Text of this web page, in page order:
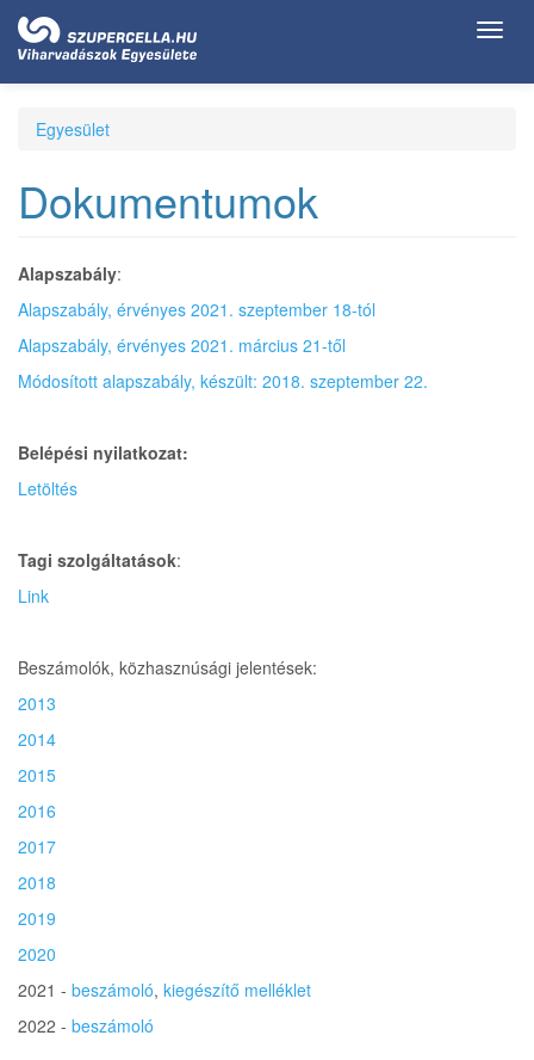
Ugrás
tartalomra
Egyesület
Dokumentumok
Alapszabály:
Alapszabály, érvényes 2021. szeptember 18-tól
Alapszabály, érvényes 2021. március 21-től
Módosított alapszabály, készült: 2018. szeptember 22.
Belépési nyilatkozat:
Letöltés
Tagi szolgáltatások:
Link
Beszámolók, közhasznúsági jelentések:
2013
2014
2015
2016
2017
2018
2019
2020
2021 - beszámoló, kiegészítő melléklet
2022 - beszámoló